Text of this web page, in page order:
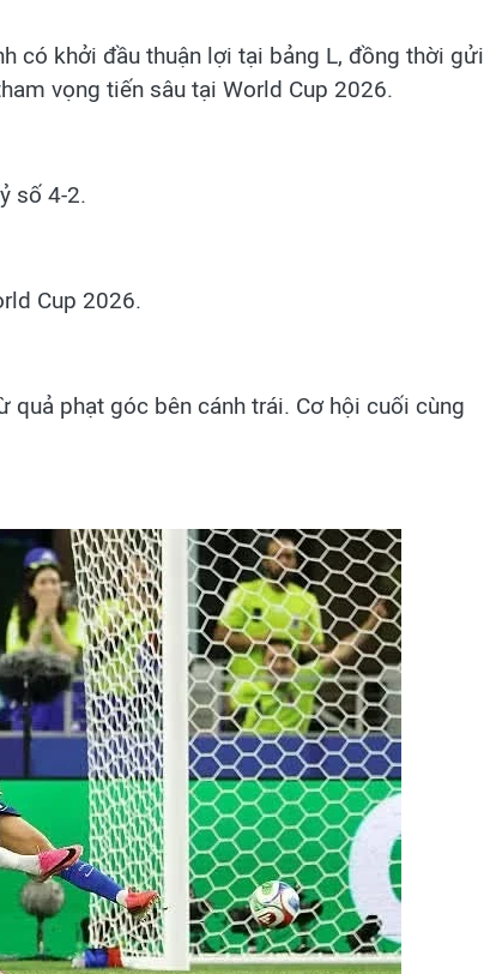
có khởi đầu thuận lợi tại bảng L, đồng thời gửi
vọng tiến sâu tại World Cup 2026.
số 4-2.
Cup 2026.
quả phạt góc bên cánh trái. Cơ hội cuối cùng